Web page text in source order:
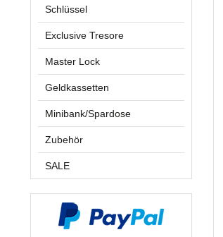
Schlüssel
Exclusive Tresore
Master Lock
Geldkassetten
Minibank/Spardose
Zubehör
SALE